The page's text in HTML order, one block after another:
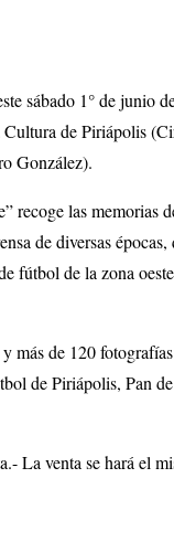
sábado 1° de junio
Cultura de Piriápolis
González).
recoge las memorias
de diversas
fútbol de la zona
más de 120
de Piriápolis, Pan
La venta se hará el